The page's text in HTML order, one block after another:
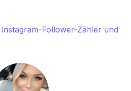
Follower-Zähler und